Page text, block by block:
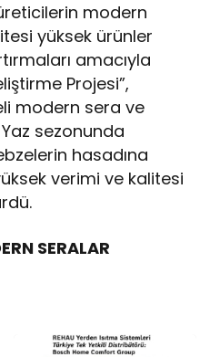
modern
yüksek ürünler
amacıyla
Projesi”,
modern sera ve
sezonunda
hasadına
verimi ve kalitesi
SERALAR